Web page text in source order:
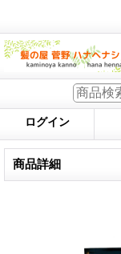
ログイン
商品詳細